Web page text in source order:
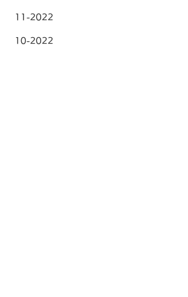
11-2022
10-2022